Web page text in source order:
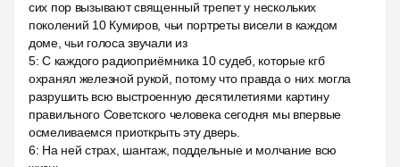
сих пор вызывают священный трепет у нескольких
поколений 10 Кумиров, чьи портреты висели в каждом
доме, чьи голоса звучали из
5:С каждого радиоприёмника 10 судеб, которые кгб
охранял железной рукой, потому что правда о них могла
разрушить всю выстроенную десятилетиями картину
правильного Советского человека сегодня мы впервые
осмеливаемся приоткрыть эту дверь.
6: На ней страх, шантаж, поддельные и молчание всю